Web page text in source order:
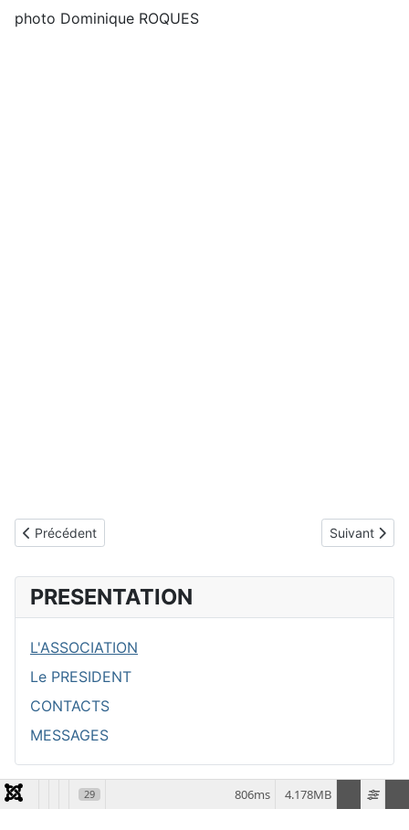
photo Dominique ROQUES
Article précédent : La validation existentielle
Précédent Article
Suivant
PRESENTATION
L'ASSOCIATION
Le PRESIDENT
CONTACTS
MESSAGES
29 4.178MB
806ms